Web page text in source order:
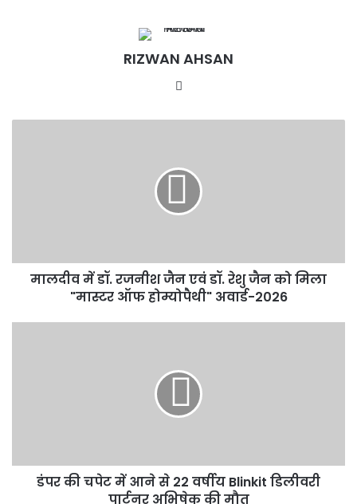
RIZWAN AHSAN
जैन
मालदीव में डॉ. रजनीश जैन एवं डॉ. रेशु जैन को मिला
"मास्टर ऑफ होम्योपैथी" अवार्ड-2026
Blinkit
डिलीवरीडंपर की चपेट में आने से 22 वर्षीय Blinkit डिलीवरी
पार्टनर अभिषेक की मौत